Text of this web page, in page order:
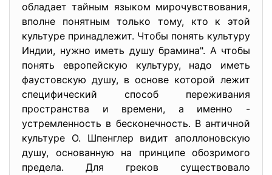
обладает тайным языком мирочувствования,
вполне понятным только тому, кто к этой
культуре принадлежит. Чтобы понять культуру
Индии, нужно иметь душу брамина". А чтобы
понять европейскую культуру, надо иметь
фаустовскую душу, в основе которой лежит
специфический способ переживания
пространства и времени, а именно -
устремленность в бесконечность. В античной
культуре О. Шпенглер видит аполлоновскую
душу, основанную на принципе обозримого
предела. Для греков существовало